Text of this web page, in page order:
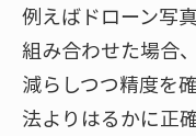
例えばドローン写
組み合わせた場合
減らしつつ精度を
法よりはるかに正